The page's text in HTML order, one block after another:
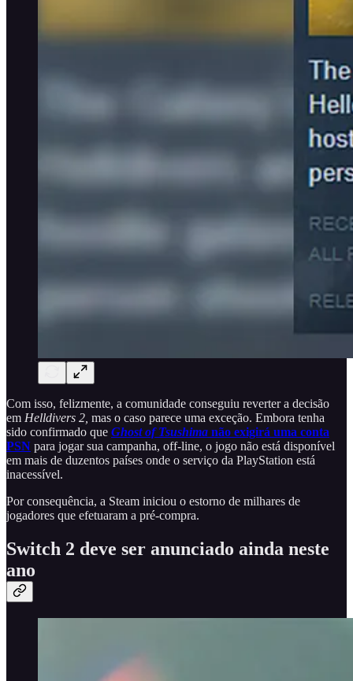
Com isso, felizmente, a comunidade conseguiu reverter a decisão
em Helldivers 2, mas o caso parece uma exceção. Embora tenha
sido confirmado que Ghost of Tsushima não exigirá uma conta
PSN para jogar sua campanha, off-line, o jogo não está disponível
em mais de duzentos países onde o serviço da PlayStation está
inacessível.
Por consequência, a Steam iniciou o estorno de milhares de
jogadores que efetuaram a pré-compra.
Switch 2 deve ser anunciado ainda neste
ano